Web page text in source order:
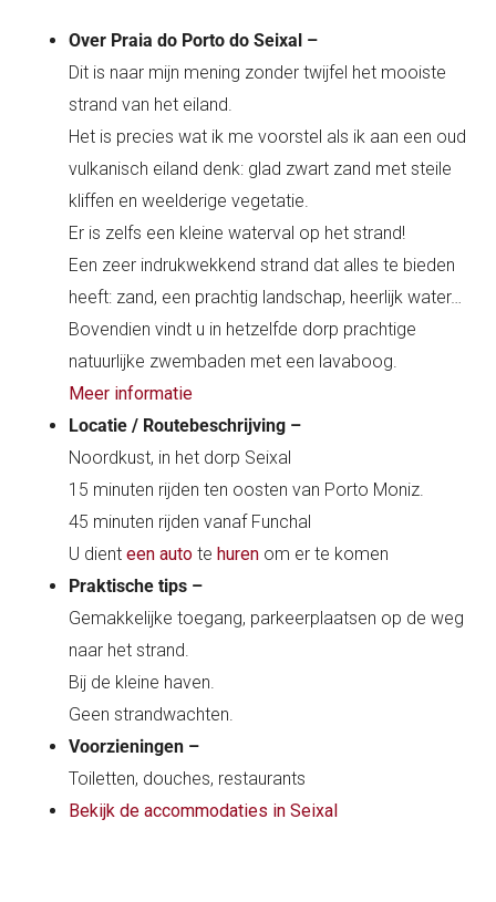
Over Praia do Porto do Seixal –
Dit is naar mijn mening zonder twijfel het mooiste
strand van het eiland.
Het is precies wat ik me voorstel als ik aan een oud
vulkanisch eiland denk: glad zwart zand met steile
kliffen en weelderige vegetatie.
Er is zelfs een kleine waterval op het strand!
Een zeer indrukwekkend strand dat alles te bieden
heeft: zand, een prachtig landschap, heerlijk water…
Bovendien vindt u in hetzelfde dorp prachtige
natuurlijke zwembaden met een lavaboog.
Meer informatie
Locatie / Routebeschrijving –
Noordkust, in het dorp Seixal
15 minuten rijden ten oosten van Porto Moniz.
45 minuten rijden vanaf Funchal
U dient een auto tehuren om er te komen
Praktische tips –
Gemakkelijke toegang, parkeerplaatsen op de weg
naar het strand.
Bij de kleine haven.
Geen strandwachten.
Voorzieningen –
Toiletten, douches, restaurants
Bekijk de accommodaties in Seixal